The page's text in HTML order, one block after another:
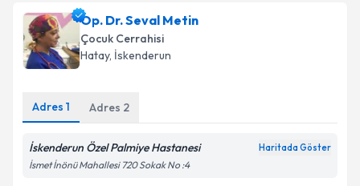
Prof. Dr. Feryal Gün Soysal
talebi oluşturun. Size bu uzmandan randevu almanız
için bir takvim hazırlandığında e-posta ile
bilgilendireceğiz.
Op. Dr. Seval Metin
Çocuk Cerrahisi
Hatay, İskenderun
Adres 1 Adres 2
İskenderun Özel Palmiye Hastanesi Haritada Göster
İsmet İnönü Mahallesi 720 Sokak No :4